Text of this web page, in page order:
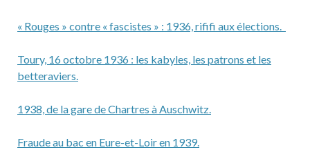
« Rouges » contre « fascistes » : 1936, rififi aux élections.
Toury, 16 octobre 1936 : les kabyles, les patrons et les
betteraviers.
1938, de la gare de Chartres à Auschwitz.
Fraude au bac en Eure-et-Loir en 1939.